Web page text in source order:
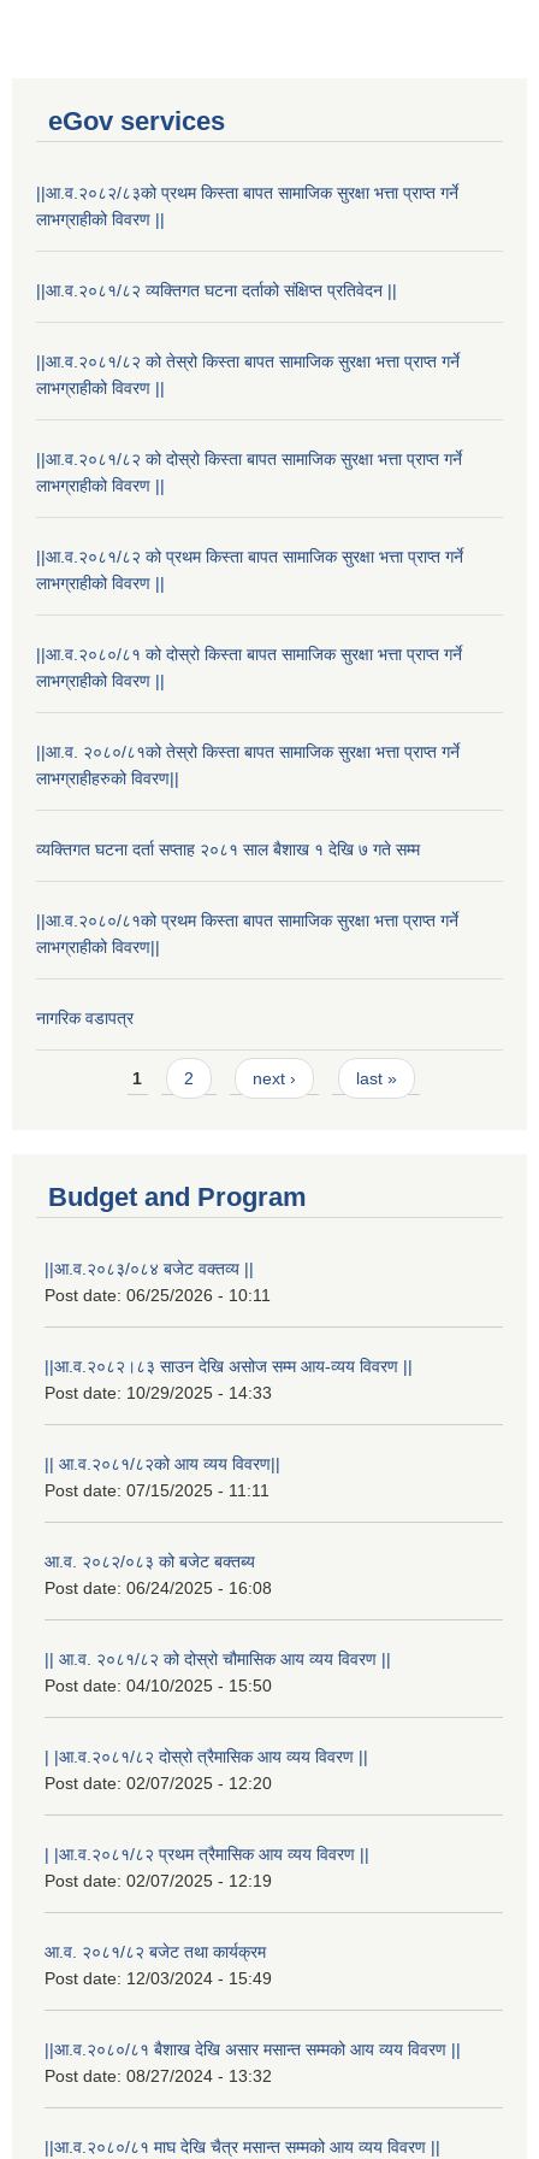
eGov services
||आ.व.२०८२/८३को प्रथम किस्ता बापत सामाजिक सुरक्षा भत्ता प्राप्त गर्ने
लाभग्राहीको विवरण ||
||आ.व.२०८१/८२ व्यक्तिगत घटना दर्ताको संक्षिप्त प्रतिवेदन ||
||आ.व.२०८१/८२ को तेस्रो किस्ता बापत सामाजिक सुरक्षा भत्ता प्राप्त गर्ने
लाभग्राहीको विवरण ||
||आ.व.२०८१/८२ को दोस्रो किस्ता बापत सामाजिक सुरक्षा भत्ता प्राप्त गर्ने
लाभग्राहीको विवरण ||
||आ.व.२०८१/८२ को प्रथम किस्ता बापत सामाजिक सुरक्षा भत्ता प्राप्त गर्ने
लाभग्राहीको विवरण ||
||आ.व.२०८०/८१ को दोस्रो किस्ता बापत सामाजिक सुरक्षा भत्ता प्राप्त गर्ने
लाभग्राहीको विवरण ||
||आ.व. २०८०/८१को तेस्रो किस्ता बापत सामाजिक सुरक्षा भत्ता प्राप्त गर्ने
लाभग्राहीहरुको विवरण||
व्यक्तिगत घटना दर्ता सप्ताह २०८१ साल बैशाख १ देखि ७ गते सम्म
||आ.व.२०८०/८१को प्रथम किस्ता बापत सामाजिक सुरक्षा भत्ता प्राप्त गर्ने
लाभग्राहीको विवरण||
नागरिक वडापत्र
Pages1 2 next › last »
Budget and Program
||आ.व.२०८३/०८४ बजेट वक्तव्य ||
Post date: 06/25/2026 - 10:11
||आ.व.२०८२।८३ साउन देखि असोज सम्म आय-व्यय विवरण ||
Post date: 10/29/2025 - 14:33
|| आ.व.२०८१/८२को आय व्यय विवरण||
Post date: 07/15/2025 - 11:11
आ.व. २०८२/०८३ को बजेट बक्तब्य
Post date: 06/24/2025 - 16:08
|| आ.व. २०८१/८२ को दोस्रो चौमासिक आय व्यय विवरण ||
Post date: 04/10/2025 - 15:50
| |आ.व.२०८१/८२ दोस्रो त्रैमासिक आय व्यय विवरण ||
Post date: 02/07/2025 - 12:20
| |आ.व.२०८१/८२ प्रथम त्रैमासिक आय व्यय विवरण ||
Post date: 02/07/2025 - 12:19
आ.व. २०८१/८२ बजेट तथा कार्यक्रम
Post date: 12/03/2024 - 15:49
||आ.व.२०८०/८१ बैशाख देखि असार मसान्त सम्मको आय व्यय विवरण ||
Post date: 08/27/2024 - 13:32
||आ.व.२०८०/८१ माघ देखि चैत्र मसान्त सम्मको आय व्यय विवरण ||